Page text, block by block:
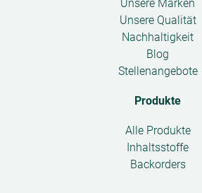
Unsere Marken
Unsere Qualität
Nachhaltigkeit
Blog
Stellenangebote
Produkte
Open
submenu
Alle Produkte
Inhaltsstoffe
Backorders